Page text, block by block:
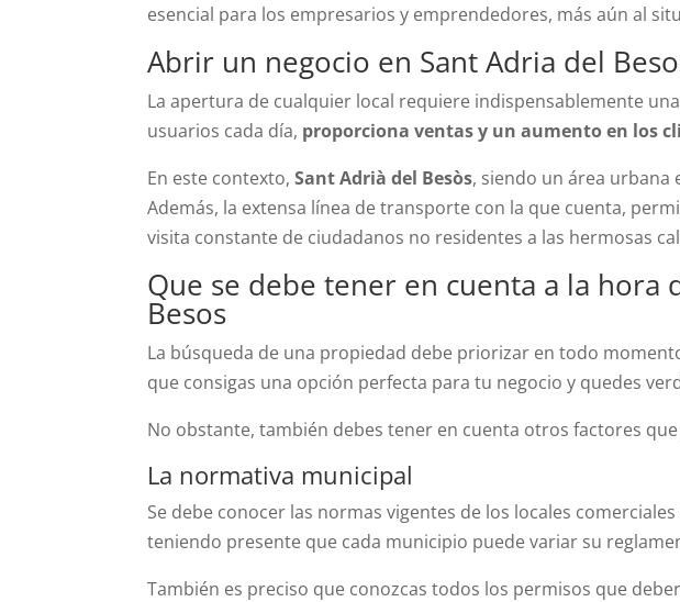
esencial para los empresarios y emprendedores, más aún al
Abrir un negocio en Sant Adria del
La apertura de cualquier local requiere indispensablemente
usuarios cada día, proporciona ventas y un aumento en los
En este contexto,Sant Adrià del Besòs, siendo un área urbana
Además, la extensa línea de transporte con la que cuenta,
visita constante de ciudadanos no residentes a las hermosas
Que se debe tener en cuenta a la hora
Besos
La búsqueda de una propiedad debe priorizar en todo
que consigas una opción perfecta para tu negocio y quedes
No obstante, también debes tener en cuenta otros factores
La normativa municipal
Se debe conocer las normas vigentes de los locales
teniendo presente que cada municipio puede variar su
También es preciso que conozcas todos los permisos que